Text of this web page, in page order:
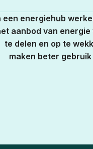
een energiehub
aanbod van
te delen en op te
maken beter